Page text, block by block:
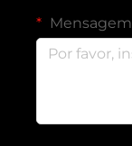
Mensagem